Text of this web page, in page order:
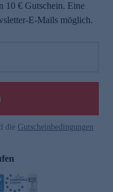
10 € Gutschein. Eine
E-Mails möglich.
die Gutscheinbedingungen